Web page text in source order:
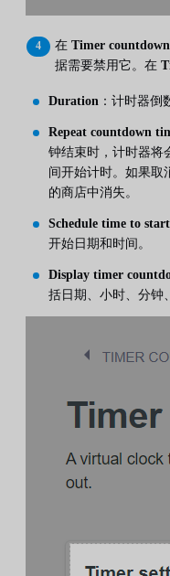
在 Timer countdown
据需要禁用它。在
Duration ：计时器倒
Repeat countdown
钟结束时，计时器将
间开始计时。如果取
的商店中消失。
Schedule time to
开始日期和时间。
Display timer
括日期、小时、分钟